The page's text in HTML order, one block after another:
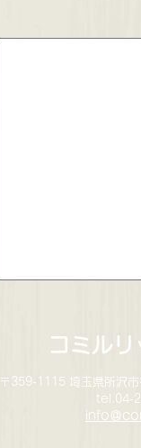
コミルリ
〒359-1115 埼玉県所沢
tel.04-
info＠